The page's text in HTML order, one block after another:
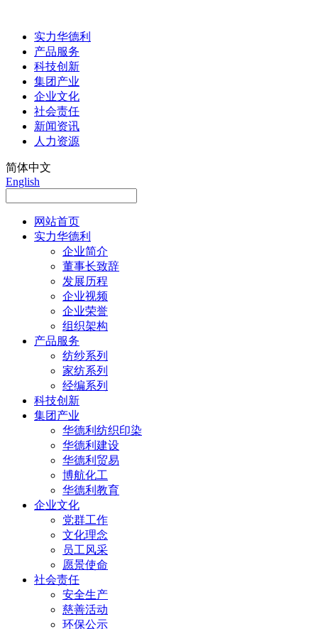
实力华德利
产品服务
科技创新
集团产业
企业文化
社会责任
新闻资讯
人力资源
简体中文
English
网站首页
实力华德利
企业简介
董事长致辞
发展历程
企业视频
企业荣誉
组织架构
产品服务
纺纱系列
家纺系列
经编系列
科技创新
集团产业
华德利纺织印染
华德利建设
华德利贸易
博航化工
华德利教育
企业文化
党群工作
文化理念
员工风采
愿景使命
社会责任
安全生产
慈善活动
环保公示